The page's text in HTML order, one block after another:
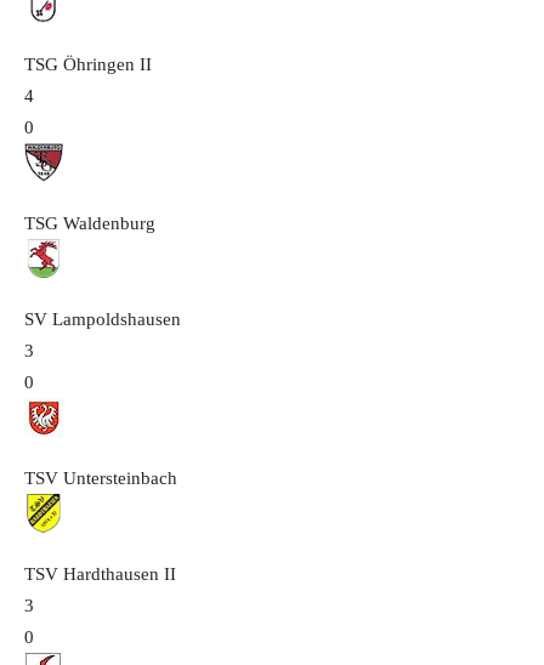
TSG Öhringen II
4
0
TSG Waldenburg
SV Lampoldshausen
3
0
TSV Untersteinbach
TSV Hardthausen II
3
0